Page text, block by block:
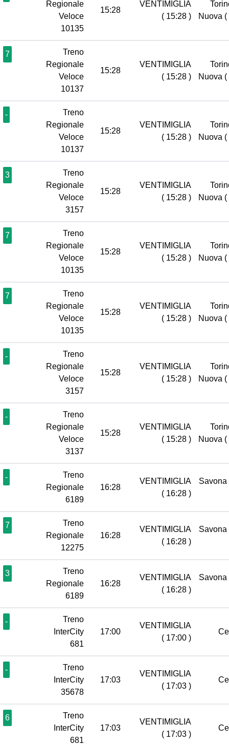
Regionale
Veloce
10135
15:28
VENTIMIGLIA
( 15:28 )
Nuova (
7
Treno
Regionale
Veloce
10137
15:28
VENTIMIGLIA
( 15:28 )
Nuova (
-
Treno
Regionale
Veloce
10137
15:28
VENTIMIGLIA
( 15:28 )
Nuova (
3
Treno
Regionale
Veloce
3157
15:28
VENTIMIGLIA
( 15:28 )
Nuova (
7
Treno
Regionale
Veloce
10135
15:28
VENTIMIGLIA
( 15:28 )
Nuova (
7
Treno
Regionale
Veloce
10135
15:28
VENTIMIGLIA
( 15:28 )
Nuova (
-
Treno
Regionale
Veloce
3157
15:28
VENTIMIGLIA
( 15:28 )
Nuova (
-
Treno
Regionale
Veloce
3137
15:28
VENTIMIGLIA
( 15:28 )
Nuova (
-
Treno
Regionale
6189
16:28
VENTIMIGLIA
( 16:28 )
Savona
7
Treno
Regionale
12275
16:28
VENTIMIGLIA
( 16:28 )
Savona
3
Treno
Regionale
6189
16:28
VENTIMIGLIA
( 16:28 )
Savona
-
Treno
InterCity
681
17:00
VENTIMIGLIA
( 17:00 )
-
Treno
InterCity
35678
17:03
VENTIMIGLIA
( 17:03 )
6
Treno
InterCity
681
17:03
VENTIMIGLIA
( 17:03 )